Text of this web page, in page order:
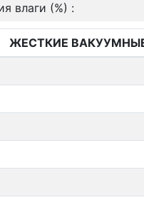
влаги (%) :
ЖЕСТКИЕ